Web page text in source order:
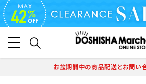
お盆期間中の商品配送とお問い